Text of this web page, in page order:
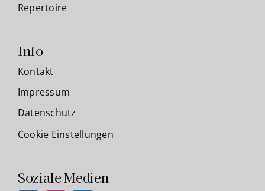
Repertoire
Info
Kontakt
Impressum
Datenschutz
Cookie Einstellungen
Soziale Medien